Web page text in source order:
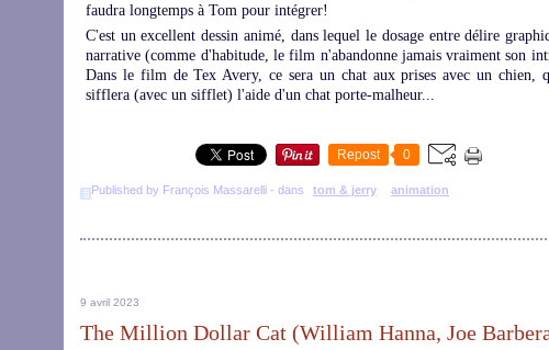
faudra longtemps à Tom pour intégrer!
C'est un excellent dessin animé, dans lequel le dosage entre délire
narrative (comme d'habitude, le film n'abandonne jamais vraiment son
Dans le film de Tex Avery, ce sera un chat aux prises avec un chien,
sifflera (avec un sifflet) l'aide d'un chat porte-malheur...
Repost 0
Published by François Massarelli - dans tom & jerry animation
9 avril 2023
The Million Dollar Cat (William Hanna, Joe